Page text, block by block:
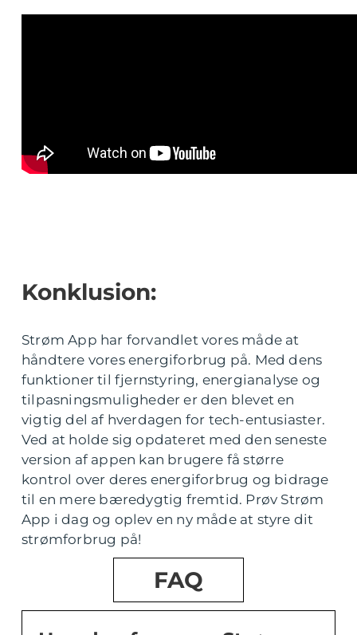
Konklusion:
Strøm App har forvandlet vores måde at
håndtere vores energiforbrug på. Med dens
funktioner til fjernstyring, energianalyse og
tilpasningsmuligheder er den blevet en
vigtig del af hverdagen for tech-entusiaster.
Ved at holde sig opdateret med den seneste
version af appen kan brugere få større
kontrol over deres energiforbrug og bidrage
til en mere bæredygtig fremtid. Prøv Strøm
App i dag og oplev en ny måde at styre dit
strømforbrug på!
FAQ